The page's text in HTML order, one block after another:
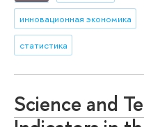
инновационная экономика
статистика
Science and